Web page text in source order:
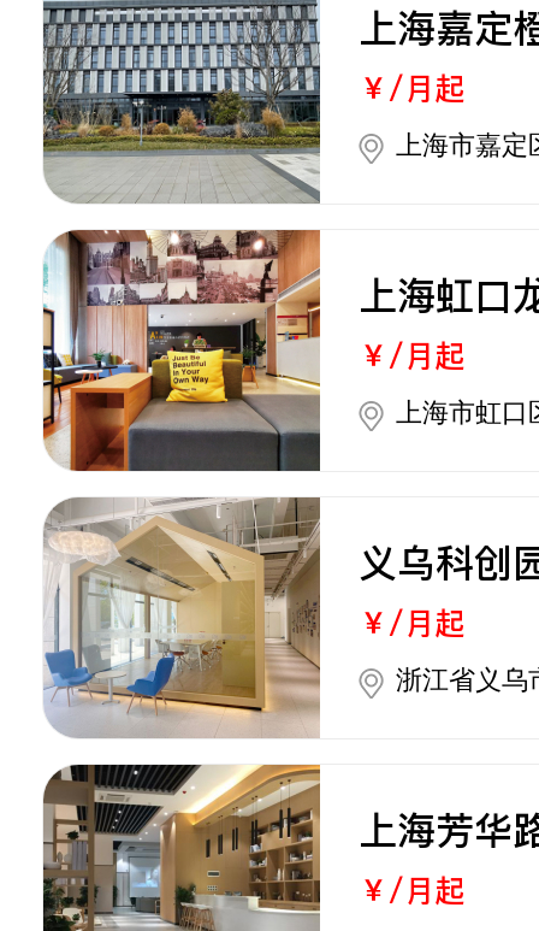
上海嘉定
￥/月起
上海市嘉定
上海虹口
￥/月起
上海市虹口
义乌科创
￥/月起
浙江省义乌
上海芳华
￥/月起